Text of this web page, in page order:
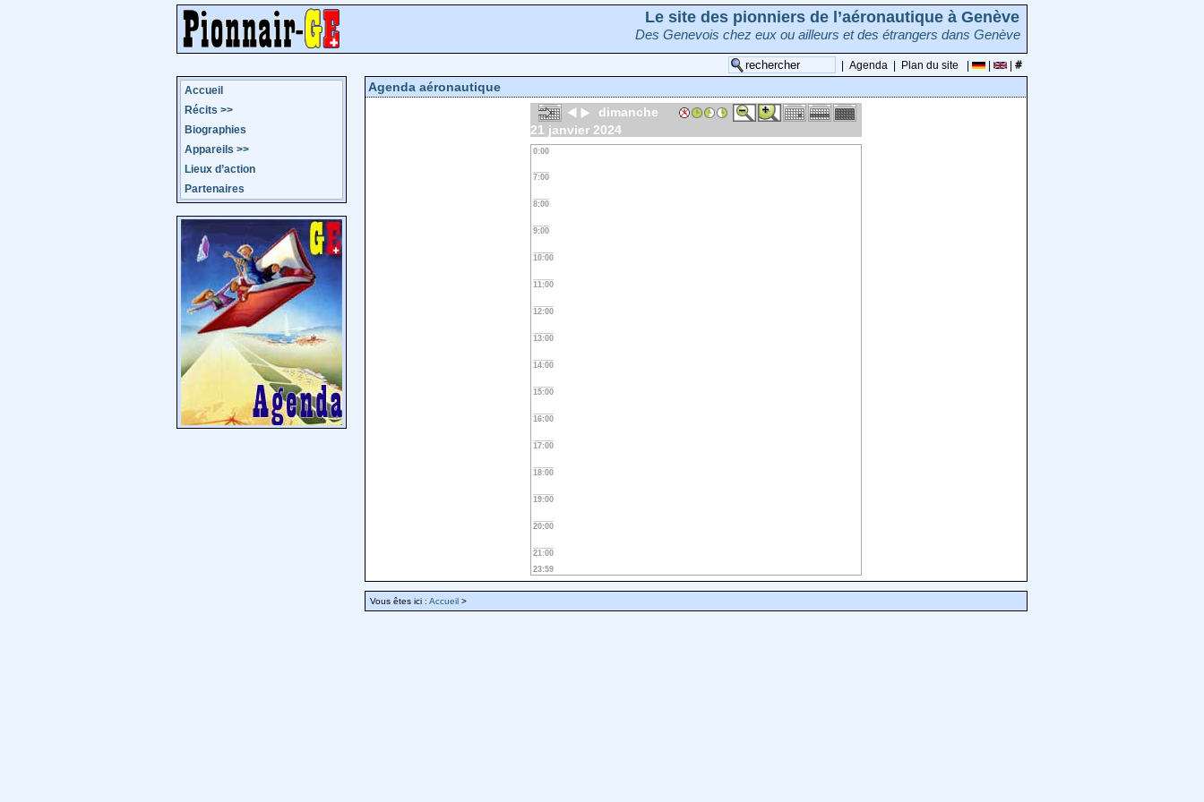
Le site des pionniers de l’aéronautique à Genève
Des Genevois chez eux ou ailleurs et des étrangers dans Genève
Agenda Plan du site
Accueil
Récits >>
Biographies
Appareils >>
Lieux d’action
Partenaires
Agenda aéronautique
dimanche
21 janvier 2024
0:00
7:00
8:00
9:00
10:00
11:00
12:00
13:00
14:00
15:00
16:00
17:00
18:00
19:00
20:00
21:00
23:59
Vous êtes ici : Accueil >